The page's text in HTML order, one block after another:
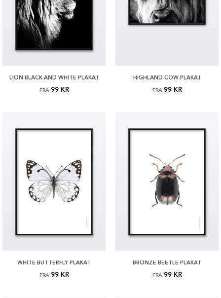
LION BLACK AND WHITE PLAKAT
FRA 99 KR
HIGHLAND COW PLAKAT
FRA 99 KR
WHITE BUTTERFLY PLAKAT
FRA 99 KR
BRONZE BEETLE PLAKAT
FRA 99 KR